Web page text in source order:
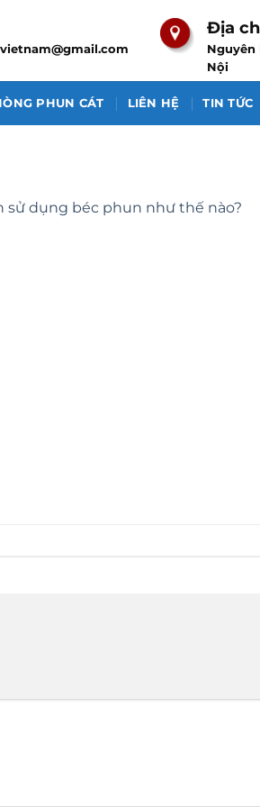
Địa
Nguyên
Nội
PHUN CÁT LIÊN HỆ TIN TỨC
sử dụng béc phun như thế nào?